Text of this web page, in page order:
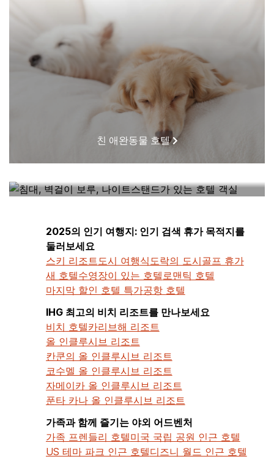
친 애완동물 호텔
2025의 인기 여행지: 인기 검색 휴가 목적지를
둘러보세요
스키 리조트 도시 여행식도락의 도시골프 휴가
새 호텔수영장이 있는 호텔 로맨틱 호텔
마지막 할인 호텔 특가공항 호텔
IHG 최고의 비치 리조트를 만나보세요
비치 호텔카리브해 리조트
올 인클루시브 리조트
칸쿤의 올 인클루시브 리조트
코수멜 올 인클루시브 리조트
자메이카 올 인클루시브 리조트
푼타 카나 올 인클루시브 리조트
가족과 함께 즐기는 야외 어드벤처
가족 프렌들리 호텔미국 국립 공원 인근 호텔
US 테마 파크 인근 호텔디즈니 월드 인근 호텔